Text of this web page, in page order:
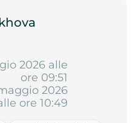
2026 alle
ore 09:51
2026
ore 10:49